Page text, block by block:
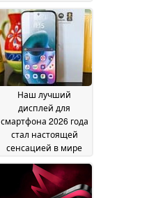
подробностями о
камере24 June 2026
Наш лучший
дисплей для
смартфона 2026 года
стал настоящей
сенсацией в мире
22 June 2026